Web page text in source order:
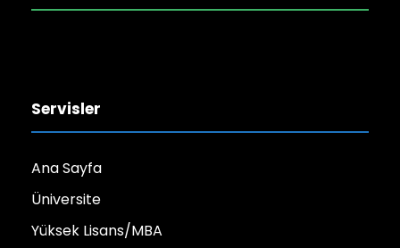
Servisler
Ana Sayfa
Üniversite
Yüksek Lisans/MBA